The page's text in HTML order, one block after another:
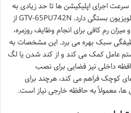
اجرای اپلیکیشن ها تا حد زیادی به
پردازنده و میزان حافظه رم تلویزیون بستگی دارد. GTV-65PU742N از
رم کافی برای انجام وظایف روزمره،
سبک بهره می برد. این مشخصات به
عامل کمک می کند و از کند شدن یا لگ
داخلی نیز فضایی برای نصب
کوچک فراهم می کند، هرچند برای
معمولاً به حافظه خارجی نیاز است.